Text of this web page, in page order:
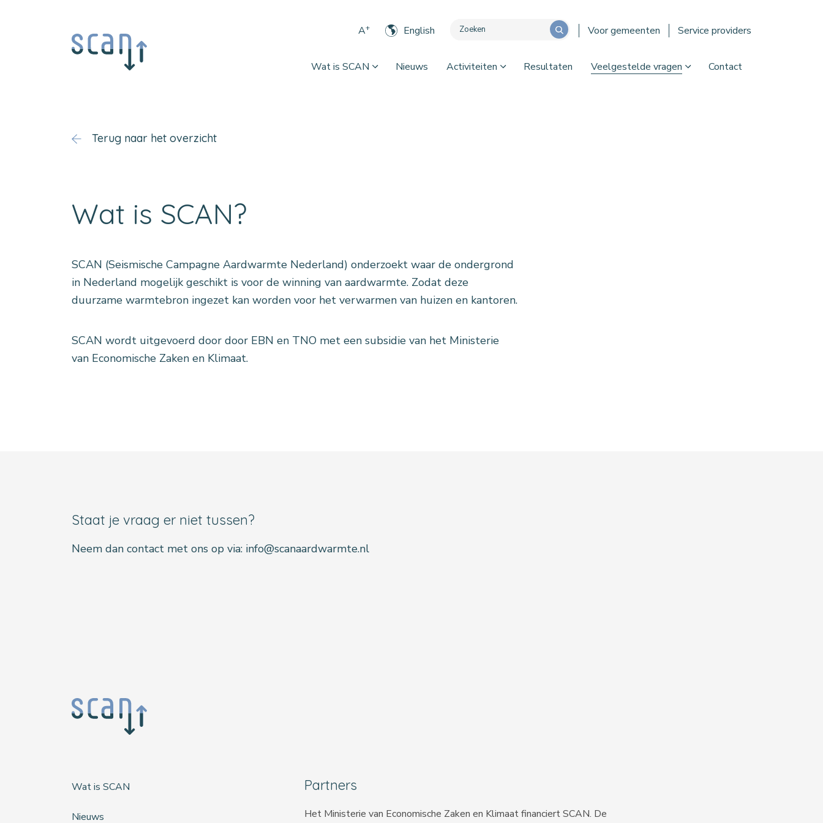
A+ English Voor gemeenten Service providers
Wat is SCAN Nieuws Activiteiten Resultaten Veelgestelde vragen Contact
Terug naar het overzicht
Wat is SCAN?
SCAN (Seismische Campagne Aardwarmte Nederland) onderzoekt waar de ondergrond
in Nederland mogelijk geschikt is voor de winning van aardwarmte. Zodat deze
duurzame warmtebron ingezet kan worden voor het verwarmen van huizen en kantoren.
SCAN wordt uitgevoerd door door EBN en TNO met een subsidie van het Ministerie
van Economische Zaken en Klimaat.
Staat je vraag er niet tussen?
Neem dan contact met ons op via: info@scanaardwarmte.nl
Wat is SCAN
Nieuws
Partners
Het Ministerie van Economische Zaken en Klimaat financiert SCAN. De